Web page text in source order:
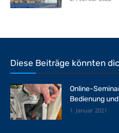
Diese Beiträge könnten
Online-
Bedienung
1. Januar 2021